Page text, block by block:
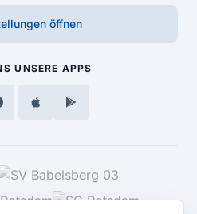
öffnen
UNSERE APPS